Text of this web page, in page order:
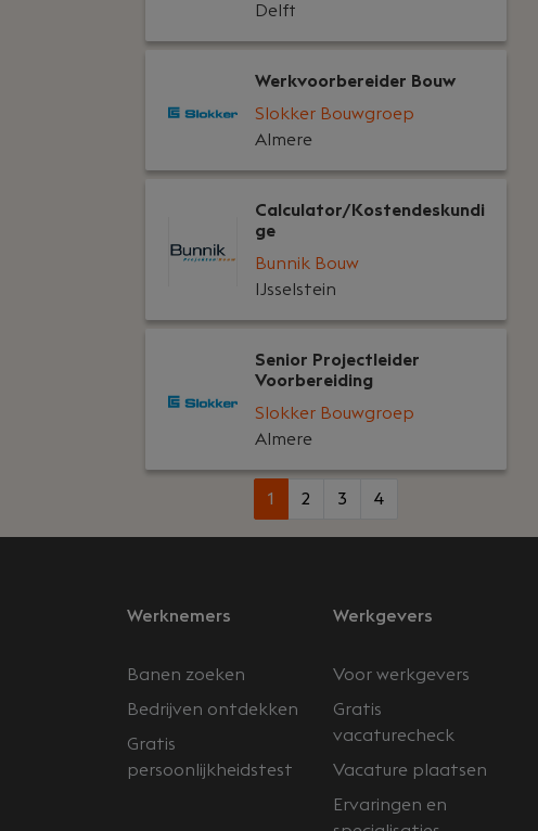
Delft
Werkvoorbereider Bouw
Slokker Bouwgroep
Almere
Calculator/Kostendeskundi
ge
Bunnik Bouw
IJsselstein
Senior Projectleider
Voorbereiding
Slokker Bouwgroep
Almere
1 2 3 4
Werknemers
Banen zoeken
Bedrijven ontdekken
Gratis
persoonlijkheidstest
Werkgevers
Voor werkgevers
Gratis
vacaturecheck
Vacature plaatsen
Ervaringen en